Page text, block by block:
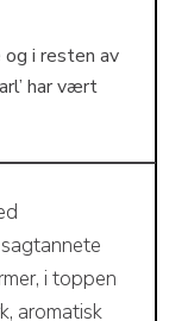
i resten av
har vært
i toppen
aromatisk